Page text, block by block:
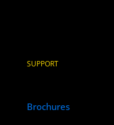
SUPPORT
Brochures